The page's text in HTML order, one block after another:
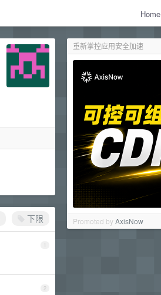
Home
重新掌控应用安全加速
Promoted byAxisNow
下限
1
2